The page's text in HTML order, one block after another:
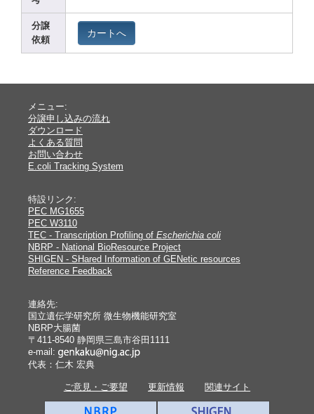
分譲
依頼
カートへ
メニュー:
分譲申し込みの流れ
ダウンロード
よくある質問
お問い合わせ
E.coli Tracking System
特設リンク:
PEC MG1655
PEC W3110
TEC - Transcription Profiling of Escherichia coli
NBRP - National BioResource Project
SHIGEN - SHared Information of GENetic resources
Reference Feedback
連絡先:
国立遺伝学研究所 微生物機能研究室
NBRP大腸菌
〒411-8540 静岡県三島市谷田1111
e-mail:
代表：仁木 宏典
ご意見・ご要望 更新情報 関連サイト